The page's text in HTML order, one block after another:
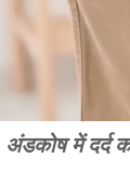
अंडकोष में दर्द